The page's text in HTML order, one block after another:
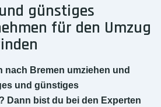
günstiges
für den Umzug
nach Bremen umziehen und
und günstiges
Dann bist du bei den Experten